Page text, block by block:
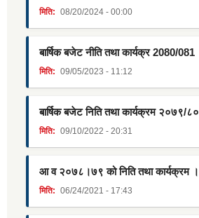
मिति: 08/20/2024 - 00:00
बार्षिक बजेट नीति तथा कार्यक्र 2080/081
मिति: 09/05/2023 - 11:12
बार्षिक बजेट निति तथा कार्यक्रम २०७९/८०
मिति: 09/10/2022 - 20:31
आ व २०७८।७९ को निति तथा कार्यक्रम ।
मिति: 06/24/2021 - 17:43